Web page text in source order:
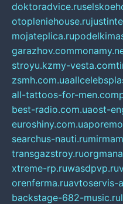
doktoradvice.ru
otopleniehouse.ru
mojateplica.ru
garazhov.com
stroyu.kzmy-vesta.com
zsmh.com.ua
all-tattoos-for-men.com
best-radio.com.uaost-
euroshiny.com.ua
searchus-nauti.ru
transgazstroy.ru
xtreme-rp.ruwasdpvp.ru
orenferma.ruavtoservis-
backstage-682-music.ru